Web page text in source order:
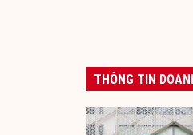
THÔNG TIN